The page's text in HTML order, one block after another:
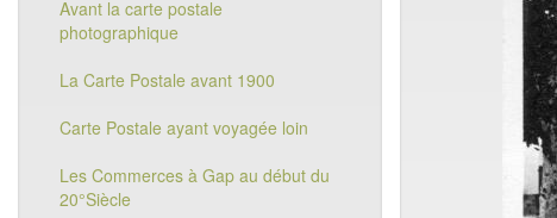
Avant la carte postale
photographique
La Carte Postale avant 1900
Carte Postale ayant voyagée loin
Les Commerces à Gap au début du
20°Siècle